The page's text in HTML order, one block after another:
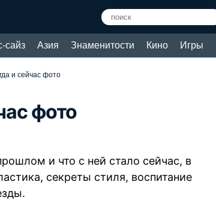
сайз Азия Знаменитости Кино Игры
и сейчас фото
фото
и что с ней стало сейчас, в
секреты стиля, воспитание